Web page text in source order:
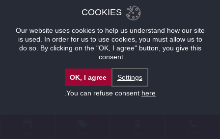
COOKIES
Our website uses cookies to help us understand how our site
is used. In order for us to use cookies, you must allow us to
do so. By clicking on the "OK, I agree" button, you give this
consent.
Settings
OK, I agree
You can refuse consent here
.